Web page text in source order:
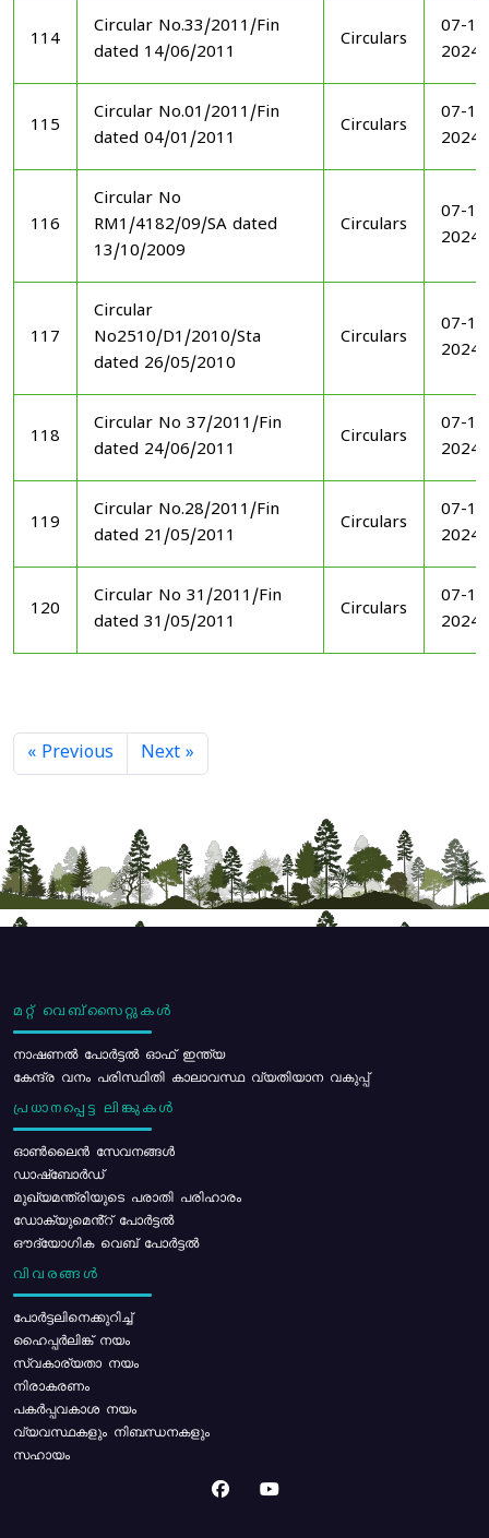
114
Circular No.33/2011/Fin
dated 14/06/2011
Circulars
07-
2024
115
Circular No.01/2011/Fin
dated 04/01/2011
Circulars
07-
2024
116
Circular No
RM1/4182/09/SA dated
13/10/2009
Circulars
07-
2024
117
Circular
No2510/D1/2010/Sta
dated 26/05/2010
Circulars
07-
2024
118
Circular No 37/2011/Fin
dated 24/06/2011
Circulars
07-
2024
119
Circular No.28/2011/Fin
dated 21/05/2011
Circulars
07-
2024
120
Circular No 31/2011/Fin
dated 31/05/2011
Circulars
07-
2024
« Previous Next »
മറ്റ് വെബ്സൈറ്റുകൾ
നാഷണൽ പോർട്ടൽ ഓഫ് ഇന്ത്യ
കേന്ദ്ര വനം പരിസ്ഥിതി കാലാവസ്ഥ വ്യതിയാന വകുപ്പ്
പ്രധാനപ്പെട്ട ലിങ്കുകൾ
ഓൺലൈൻ സേവനങ്ങൾ
ഡാഷ്ബോർഡ്
മുഖ്യമന്ത്രിയുടെ പരാതി പരിഹാരം
ഡോക്യുമെൻ്റ് പോർട്ടൽ
ഔദ്യോഗിക വെബ് പോർട്ടൽ
വിവരങ്ങൾ
പോര്‍ട്ടലിനെക്കുറിച്ച്
ഹൈപ്പർലിങ്ക് നയം
സ്വകാര്യതാ നയം
നിരാകരണം
പകർപ്പവകാശ നയം
വ്യവസ്ഥകളും നിബന്ധനകളും
സഹായം